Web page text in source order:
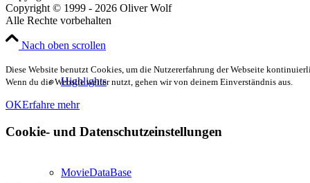
Highlights
MovieDataBase
Copyright © 1999 - 2026 Oliver Wolf
Alle Rechte vorbehalten
Nach oben scrollen
Diese Website benutzt Cookies, um die Nutzererfahrung der Webseite
Wenn du die Website weiter nutzt, gehen wir von deinem Einverständnis aus.
OKErfahre mehr
Cookie- und Datenschutzeinstellungen